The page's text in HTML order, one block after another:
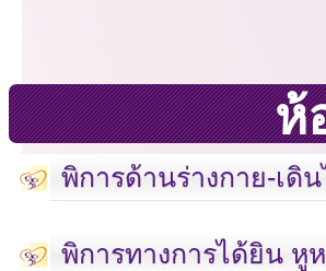
ห้
พิการด้านร่างกาย-เดิ
พิการทางการได้ยิน หู